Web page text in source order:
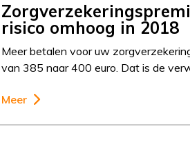
risico omhoog in 2018
Meer betalen voor uw
van 385 naar 400 euro. Dat is de
Meer